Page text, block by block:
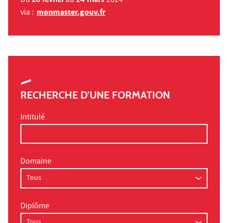
via : monmaster.gouv.fr
RECHERCHE D'UNE FORMATION
Intitulé
Domaine
Diplôme